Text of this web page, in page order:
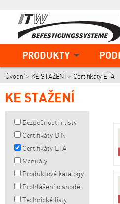
PRODUKTY
Úvodní KE STAŽENÍ Certifikáty ETA
KE STAŽENÍ
Bezpečnostní listy
Certifikáty DIN
Certifikáty ETA
Manuály
Produktové katalogy
Prohlášení o shodě
Technické listy